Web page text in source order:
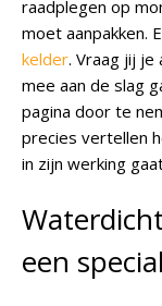
raadplegen op
moet aanpakken.
kelder. Vraag jij
mee aan de slag
pagina door te
precies vertellen
in zijn werking
een